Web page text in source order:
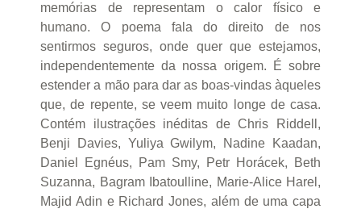
memórias de representam o calor físico e
humano. O poema fala do direito de nos
sentirmos seguros, onde quer que estejamos,
independentemente da nossa origem. É sobre
estender a mão para dar as boas-vindas àqueles
que, de repente, se veem muito longe de casa.
Contém ilustrações inéditas de Chris Riddell,
Benji Davies, Yuliya Gwilym, Nadine Kaadan,
Daniel Egnéus, Pam Smy, Petr Horácek, Beth
Suzanna, Bagram Ibatoulline, Marie-Alice Harel,
Majid Adin e Richard Jones, além de uma capa